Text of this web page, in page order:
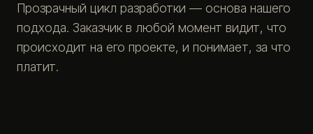
Прозрачный цикл разработки — основа нашего
подхода. Заказчик в любой момент видит, что
происходит на его проекте, и понимает, за что
платит.